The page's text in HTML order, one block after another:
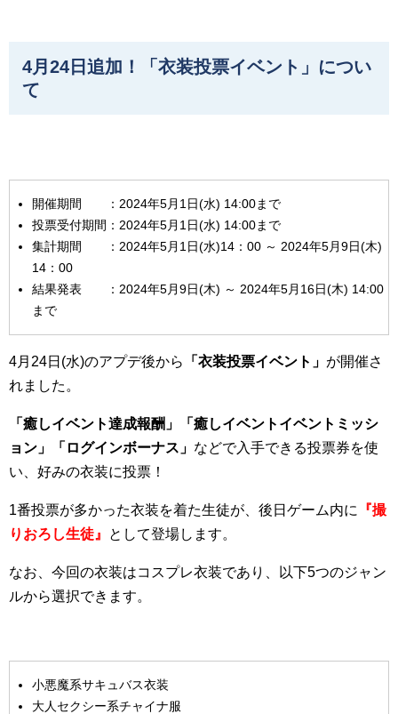
4月24日追加！「衣装投票イベント」につい
て
開催期間 ：2024年5月1日(水) 14:00まで
投票受付期間：2024年5月1日(水) 14:00まで
集計期間 ：2024年5月1日(水)14：00 ～ 2024年5月9日(木)
14：00
結果発表 ：2024年5月9日(木) ～ 2024年5月16日(木) 14:00
まで
4月24日(水)のアプデ後から 「衣装投票イベント」 が開催さ
れました。
「癒しイベント達成報酬」「癒しイベントイベントミッシ
ョン」「ログインボーナス」 などで入手できる投票券を使
い、好みの衣装に投票！
1番投票が多かった衣装を着た生徒が、後日ゲーム内に
『撮
りおろし生徒』
として登場します。
なお、今回の衣装はコスプレ衣装であり、以下5つのジャン
ルから選択できます。
小悪魔系サキュバス衣装
大人セクシー系チャイナ服